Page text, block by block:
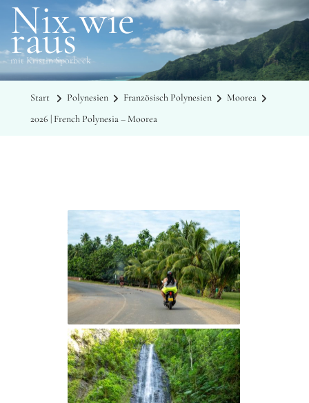
Nix wie
raus
mit Kristin Sporbeck
Start Polynesien Französisch Polynesien
Moorea
2026 | French Polynesia – Moorea